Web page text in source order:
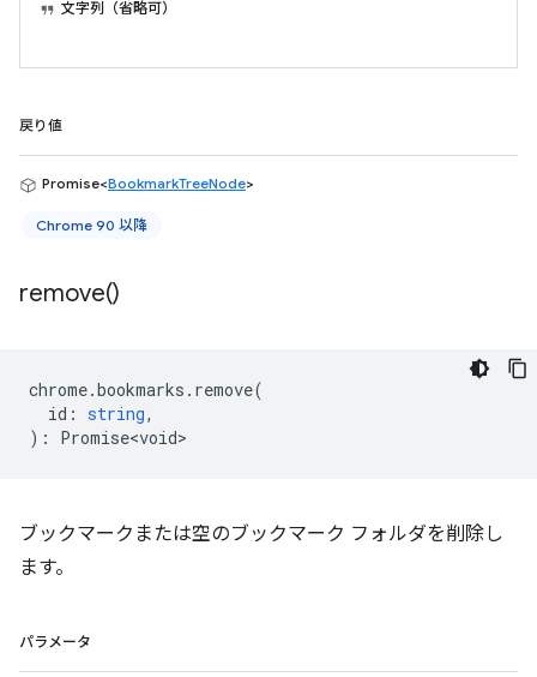
文字列（省略可）
戻り値
Promise<BookmarkTreeNode>
Chrome 90 以降
remove()
chrome.bookmarks . remove(
id : string,
) : Promise<void>
ブックマークまたは空のブックマーク フォルダを削除し
ます。
パラメータ